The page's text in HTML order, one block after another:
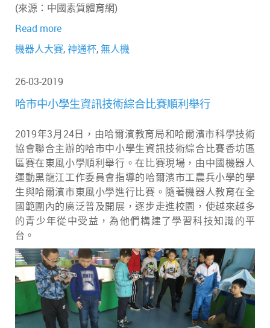
(來源：中國素質體育網)
Read more
機器人大賽,神通杯,無人機
26-03-2019
哈市中小學生資訊技術綜合比賽順利舉行
2019年3月24日，由哈爾濱教育局和哈爾濱市科學技術
協會聯合主辦的哈市中小學生資訊技術綜合比賽香坊區
區賽在東風小學順利舉行。在比賽現場，由中國機器人
運動黑龍江工作委員會指導的哈爾濱市工農兵小學的學
生與哈爾濱市東風小學進行比賽。隨著機器人教育在全
國範圍內的廣泛普及開展，逐步走進校園，使越來越多
的青少年從中受益，為他們構建了學習科技知識的平
台。